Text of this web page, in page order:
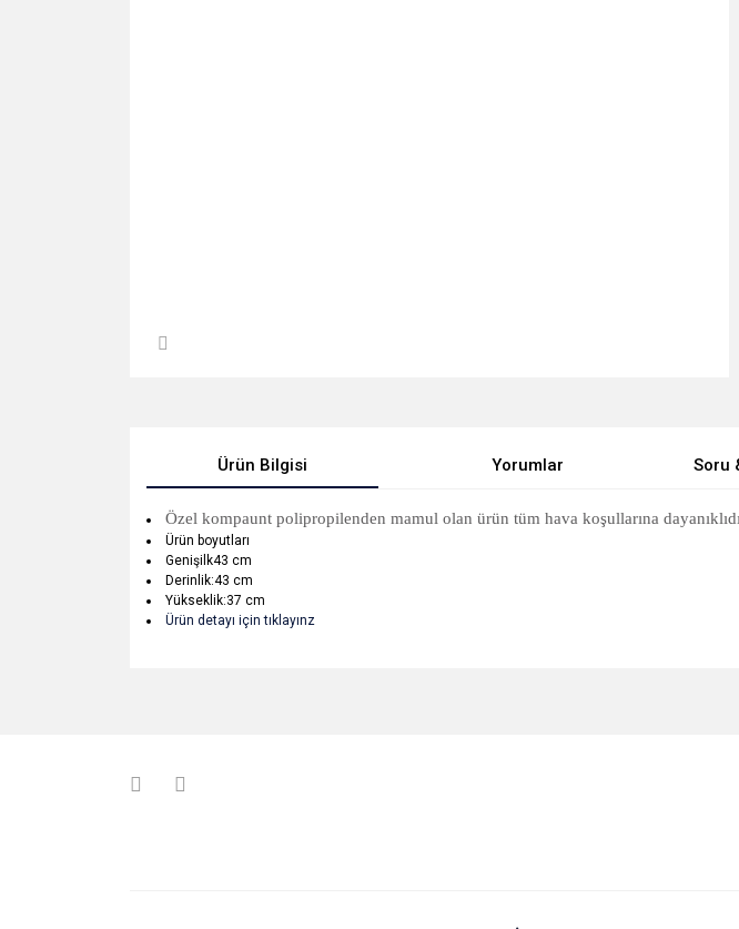
Ürün Bilgisi Yorumlar Soru
Özel kompaunt polipropilenden mamul olan ürün tüm hava koşullarına
Ürün boyutları
Genişilk43 cm
Derinlik:43 cm
Yükseklik:37 cm
Ürün detayı için tıklayınz